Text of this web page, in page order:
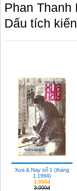
Phan Thanh
Dấu tích
Xưa & Nay số 1 (tháng
1.1994)
2.000đ
3.000đ